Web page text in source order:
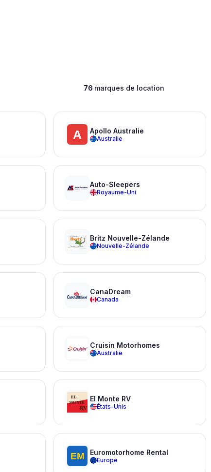
76 marques de location
Apollo Australie
Australie
Auto-Sleepers
Royaume-Uni
Britz Nouvelle-Zélande
Nouvelle-Zélande
CanaDream
Canada
Cruisin Motorhomes
Australie
El Monte RV
États-Unis
Euromotorhome Rental
Europe